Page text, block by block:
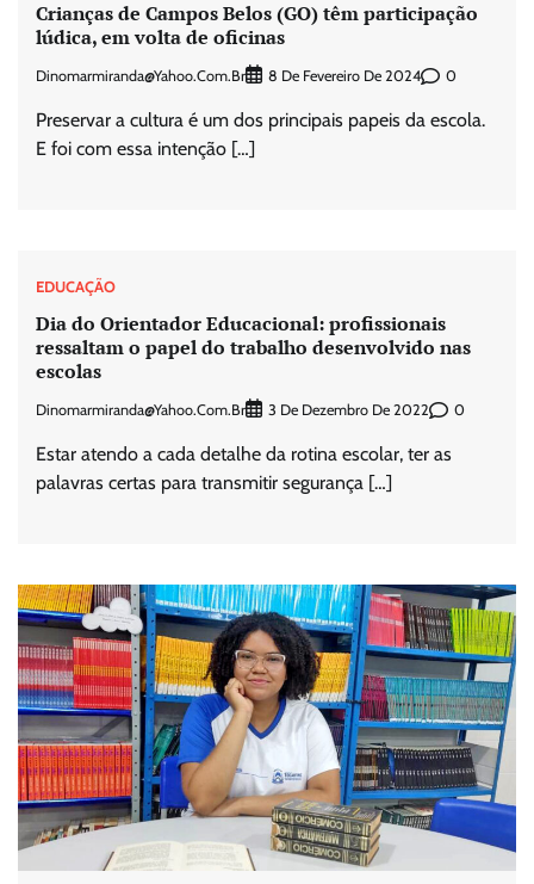
Crianças de Campos Belos (GO) têm participação
lúdica, em volta de oficinas
Dinomarmiranda@yahoo.com.br 8 De Fevereiro De 2024 0
Preservar a cultura é um dos principais papeis da escola.
E foi com essa intenção […]
EDUCAÇÃO
Dia do Orientador Educacional: profissionais
ressaltam o papel do trabalho desenvolvido nas
escolas
Dinomarmiranda@yahoo.com.br 3 De Dezembro De 2022 0
Estar atendo a cada detalhe da rotina escolar, ter as
palavras certas para transmitir segurança […]